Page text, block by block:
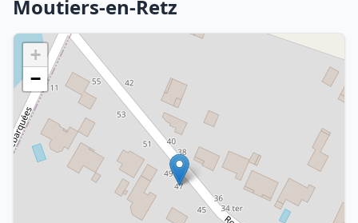
Moutiers-en-Retz
+
−